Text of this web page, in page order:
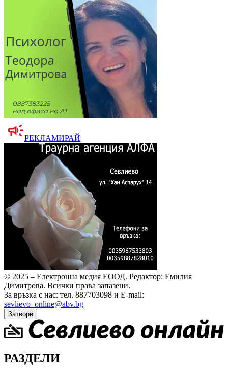
РЕКЛАМИРАЙ
© 2025 – Електронна медия ЕООД. Редактор: Емилия
Димитрова. Всички права запазени.
За връзка с нас: тел. 887703098 и E-mail:
sevlievo_online@abv.bg
Затвори
РАЗДЕЛИ